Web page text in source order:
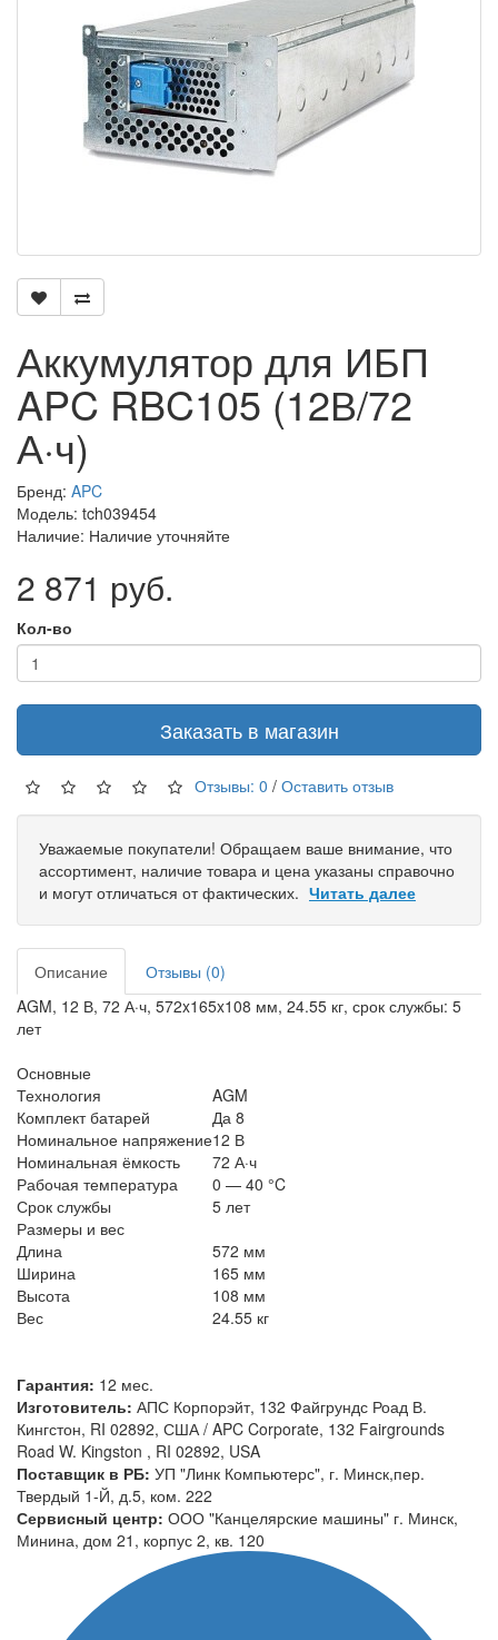
Аккумулятор для ИБП
APC RBC105 (12В/72
А·ч)
Бренд: APC
Модель: tch039454
Наличие: Наличие уточняйте
2 871 руб.
Кол-во
Заказать в магазин
Отзывы: 0 / Оставить отзыв
Уважаемые покупатели! Обращаем ваше внимание, что
ассортимент, наличие товара и цена указаны справочно
и могут отличаться от фактических. Читать далее
Описание
Отзывы (0)
AGM, 12 В, 72 А·ч, 572x165x108 мм, 24.55 кг, срок службы: 5
лет
Основные
Технология
AGM
Комплект батарей
Да 8
Номинальное напряжение12 В
Номинальная ёмкость
72 А·ч
Рабочая температура
0 — 40 °C
Срок службы
5 лет
Размеры и вес
Длина
572 мм
Ширина
165 мм
Высота
108 мм
Вес
24.55 кг
Гарантия: 12 мес.
Изготовитель: АПС Корпорэйт, 132 Файгрундс Роад В.
Кингстон, RI 02892, США / APC Corporate, 132 Fairgrounds
Road W. Kingston , RI 02892, USA
Поставщик в РБ: УП "Линк Компьютерс", г. Минск,пер.
Твердый 1-Й, д.5, ком. 222
Сервисный центр: ООО "Канцелярские машины" г. Минск,
Минина, дом 21, корпус 2, кв. 120